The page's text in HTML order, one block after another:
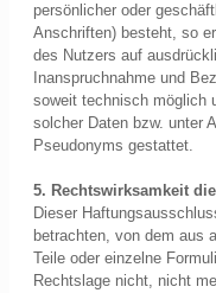
persönlicher oder
Anschriften) besteht, so
des Nutzers auf
Inanspruchnahme und
soweit technisch möglich
solcher Daten bzw. unter
Pseudonyms gestattet.
5. Rechtswirksamkeit
Dieser
betrachten, von dem aus
Teile oder einzelne
Rechtslage nicht, nicht